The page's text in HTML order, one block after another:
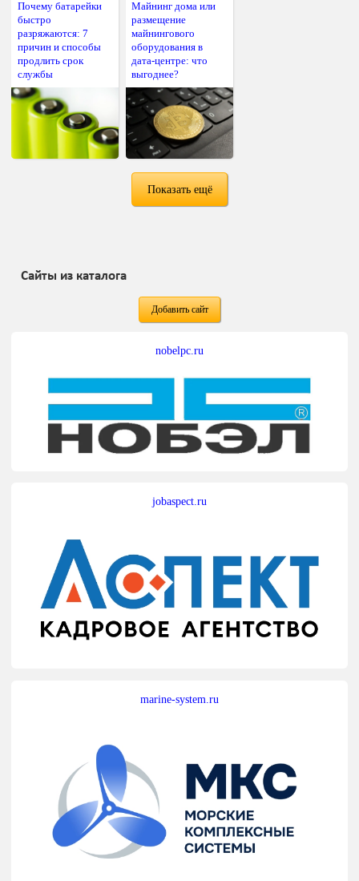
Почему батарейки
быстро
разряжаются: 7
причин и способы
продлить срок
службы
Майнинг дома или
размещение
майнингового
оборудования в
дата-центре: что
выгоднее?
Показать ещё
Сайты из каталога
Добавить сайт
nobelpc.ru
jobaspect.ru
marine-system.ru